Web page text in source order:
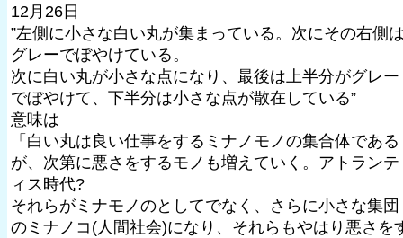
12月26日
”左側に小さな白い丸が集まっている。次にその右側
グレーでぼやけている。
次に白い丸が小さな点になり、最後は上半分がグレー
でぼやけて、下半分は小さな点が散在している”
意味は
「白い丸は良い仕事をするミナノモノの集合体である
が、次第に悪さをするモノも増えていく。アトランテ
ィス時代?
それらがミナモノのとしてでなく、さらに小さな集団
のミナノコ(人間社会)になり、それらもやはり悪さを